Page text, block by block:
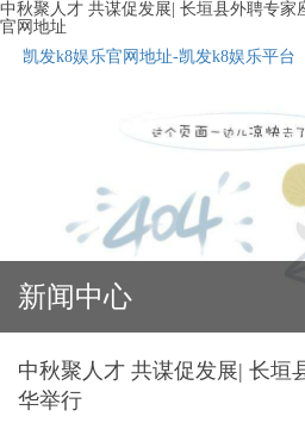
中秋聚人才 共谋促发展| 长垣县外聘专家
官网地址
凯发k8娱乐官网地址-凯发k8娱乐平台
新闻中心
中秋聚人才 共谋促发展| 长垣
华举行